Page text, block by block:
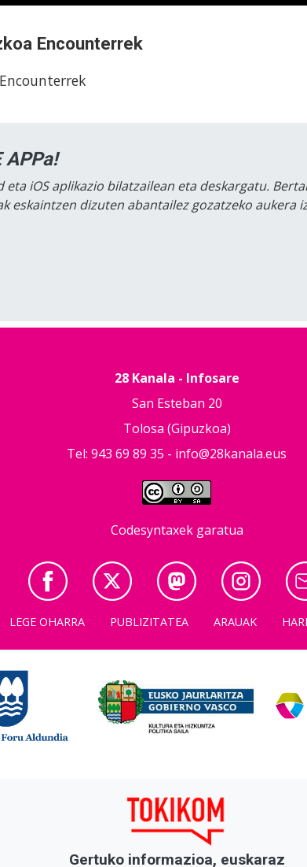
Encounterrek
APPa!
eta iOS aplikazio bilatzailean eta deskargatu.
eskaintzen dizuten abantailez gozatzeko aukera
28 Kanala - Infosare
San Esteban 20
Tolosa (Gipuzkoa)
Tel: 943 69 89 35 - info@28kanala.eus
Codesyntaxek garatua
LEGE OHARRA PUBLIZITATEA ARAUAK
Gertuko informazioa, euskaraz